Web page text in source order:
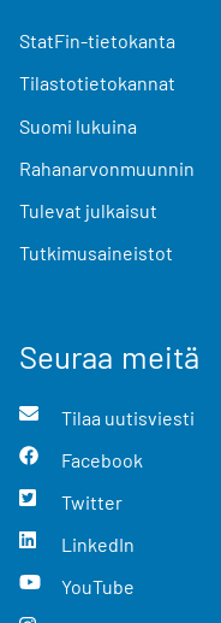
StatFin-tietokanta
Tilastotietokannat
Suomi lukuina
Rahanarvonmuunnin
Tulevat julkaisut
Tutkimusaineistot
Seuraa meitä
Tilaa uutisviesti
Facebook
Twitter
LinkedIn
YouTube